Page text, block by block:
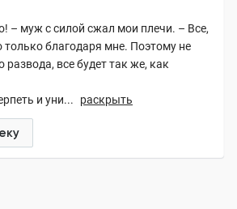
– муж с силой сжал мои плечи. – Все,
только благодаря мне. Поэтому не
развода, все будет так же, как
и уни...
раскрыть